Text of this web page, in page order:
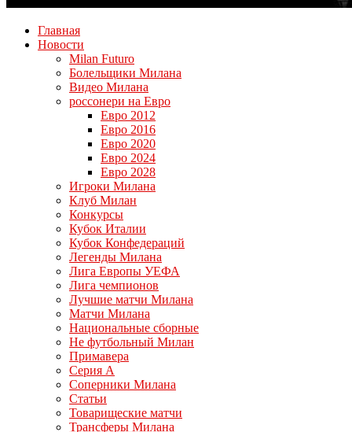
Главная
Новости
Milan Futuro
Болельщики Милана
Видео Милана
россонери на Евро
Евро 2012
Евро 2016
Евро 2020
Евро 2024
Евро 2028
Игроки Милана
Клуб Милан
Конкурсы
Кубок Италии
Кубок Конфедераций
Легенды Милана
Лига Европы УЕФА
Лига чемпионов
Лучшие матчи Милана
Матчи Милана
Национальные сборные
Не футбольный Милан
Примавера
Серия А
Соперники Милана
Статьи
Товарищеские матчи
Трансферы Милана